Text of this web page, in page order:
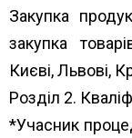
Закупка
закупка
Києві, Львові,
Розділ 2.
*Учасник